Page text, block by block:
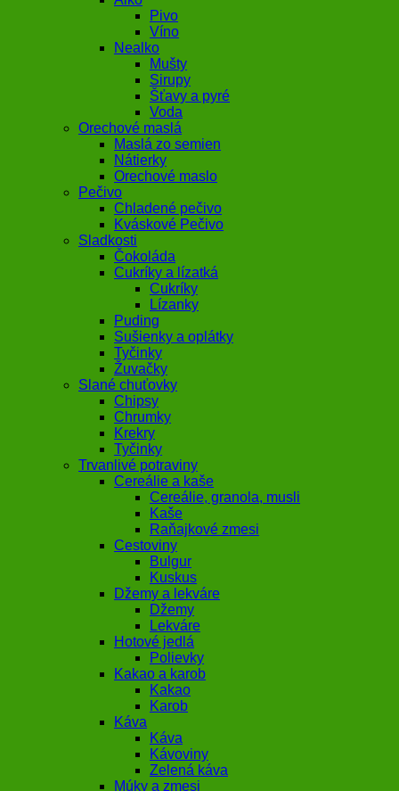
Pivo
Víno
Nealko
Mušty
Sirupy
Šťavy a pyré
Voda
Orechové maslá
Maslá zo semien
Nátierky
Orechové maslo
Pečivo
Chladené pečivo
Kváskové Pečivo
Sladkosti
Čokoláda
Cukríky a lízatká
Cukríky
Lízanky
Puding
Sušienky a oplátky
Tyčinky
Žuvačky
Slané chuťovky
Chipsy
Chrumky
Krekry
Tyčinky
Trvanlivé potraviny
Cereálie a kaše
Cereálie, granola, musli
Kaše
Raňajkové zmesi
Cestoviny
Bulgur
Kuskus
Džemy a lekváre
Džemy
Lekváre
Hotové jedlá
Polievky
Kakao a karob
Kakao
Karob
Káva
Káva
Kávoviny
Zelená káva
Múky a zmesi